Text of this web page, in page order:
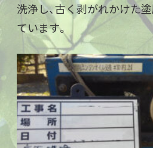
洗浄し、古く剥がれかけた
ています。